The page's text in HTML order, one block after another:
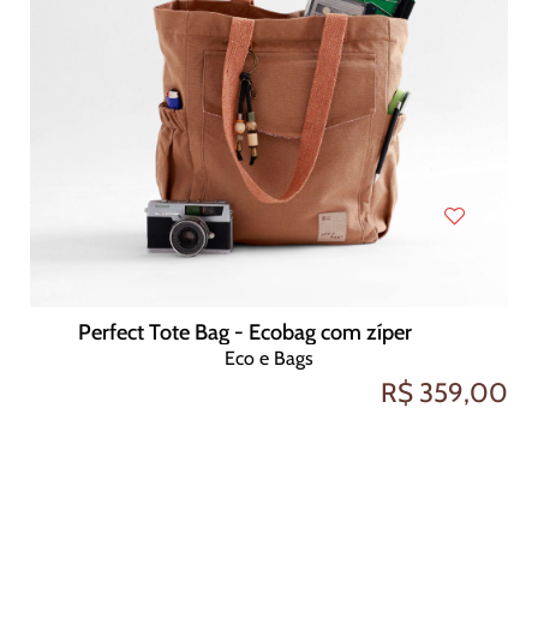
Perfect Tote Bag - Ecobag com zíper
Eco e Bags
R$ 359,00